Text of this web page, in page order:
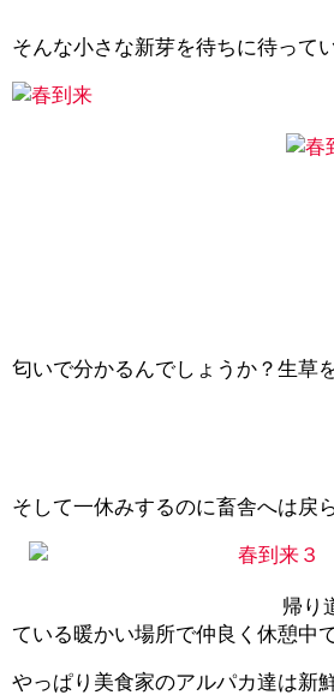
そんな小さな新芽を待ちに待って
匂いで分かるんでしょうか？生草
そして一休みするのに畜舎へは戻
帰り道の途中
ている暖かい場所で仲良く休憩中
やっぱり美食家のアルパカ達は新